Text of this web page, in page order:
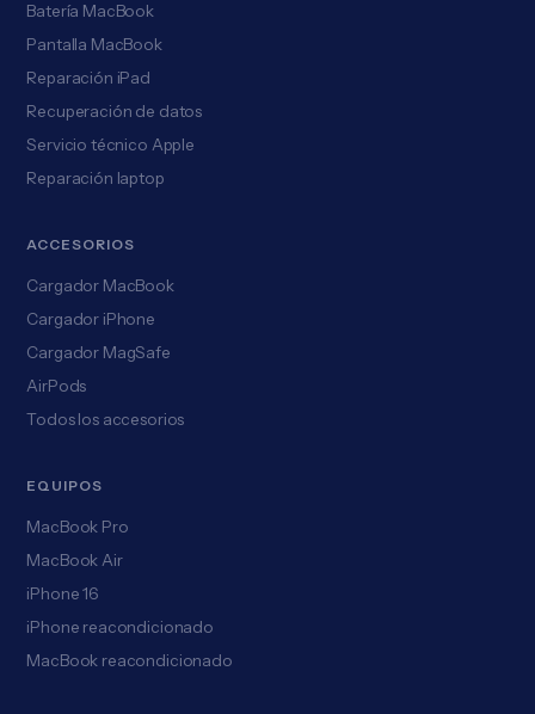
Batería MacBook
Pantalla MacBook
Reparación iPad
Recuperación de datos
Servicio técnico Apple
Reparación laptop
ACCESORIOS
Cargador MacBook
Cargador iPhone
Cargador MagSafe
AirPods
Todos los accesorios
EQUIPOS
MacBook Pro
MacBook Air
iPhone 16
iPhone reacondicionado
MacBook reacondicionado